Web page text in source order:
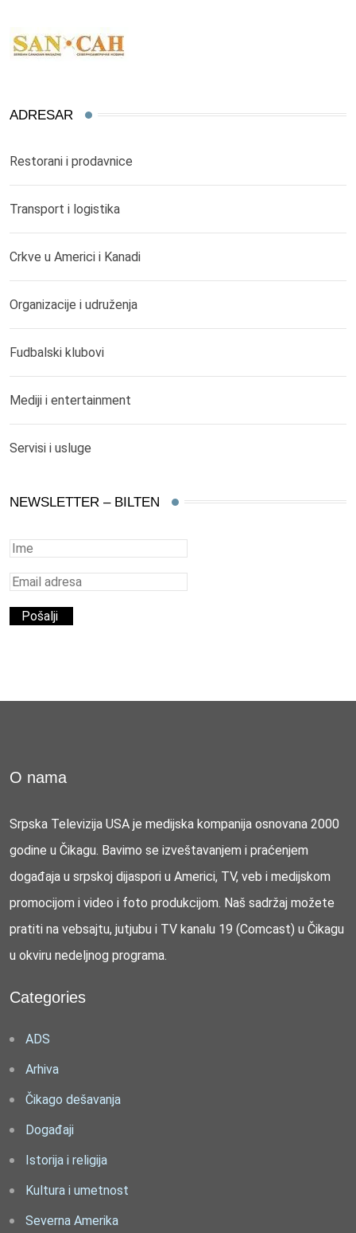
ADRESAR
Restorani i prodavnice
Transport i logistika
Crkve u Americi i Kanadi
Organizacije i udruženja
Fudbalski klubovi
Mediji i entertainment
Servisi i usluge
NEWSLETTER – BILTEN
O nama
Srpska Televizija USA je medijska kompanija osnovana 2000
godine u Čikagu. Bavimo se izveštavanjem i praćenjem
događaja u srpskoj dijaspori u Americi, TV, veb i medijskom
promocijom i video i foto produkcijom. Naš sadržaj možete
pratiti na vebsajtu, jutjubu i TV kanalu 19 (Comcast) u Čikagu
u okviru nedeljnog programa.
Categories
ADS
Arhiva
Čikago dešavanja
Događaji
Istorija i religija
Kultura i umetnost
Severna Amerika